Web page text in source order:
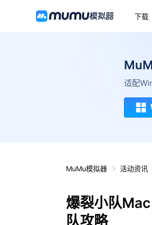
下载
适配
MuMu模拟器 活动资讯
爆裂小队
队攻略